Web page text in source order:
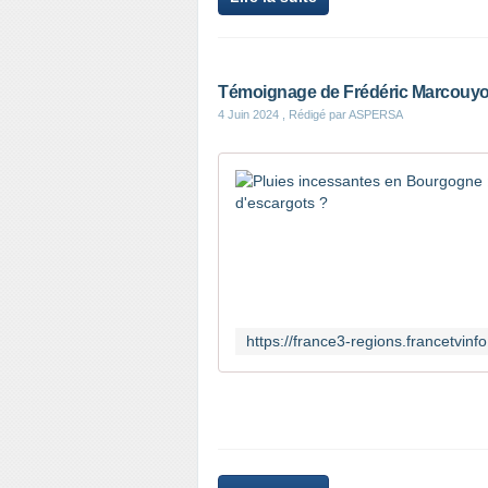
Témoignage de Frédéric
4 Juin 2024 , Rédigé par ASPERSA